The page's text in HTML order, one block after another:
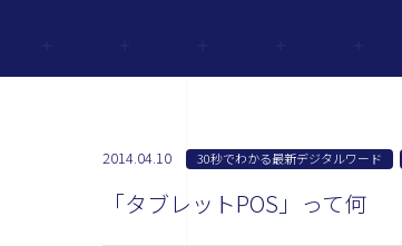
2014.04.10 30秒でわかる最新デジタルワード
「タブレットPOS」って何